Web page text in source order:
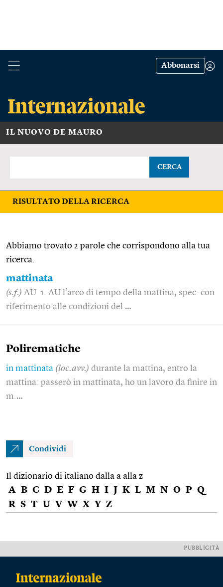
Abbonarsi
IL NUOVO DE MAURO
CERCA
RISULTATO DELLA RICERCA
Abbiamo trovato 2 parole che corrispondono alla tua
ricerca.
mattinata
(s.f.) AU 1. AU l’arco di tempo della mattina, spec. con
riferimento alle condizioni del …
Polirematiche
in mattinata (loc.avv.) durante la mattina, entro la
mattina: passerò in mattinata, ho un lavoro da finire in
m.…
Condividi
Il dizionario di italiano dalla a alla z
A B C D E F G H I J K L M N O P Q
R S T U V W X Y Z
PUBBLICITÀ